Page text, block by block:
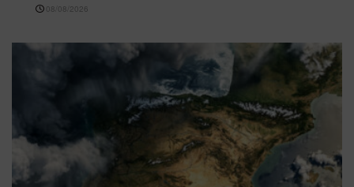
08/08/2026